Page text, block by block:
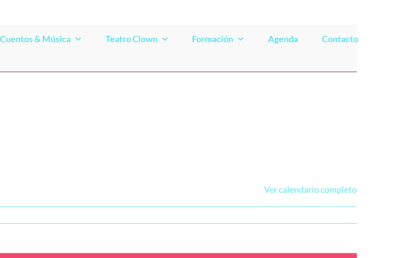
Cuentos & Música Teatro Clown Formación Agenda Contacto
Ver calendario completo